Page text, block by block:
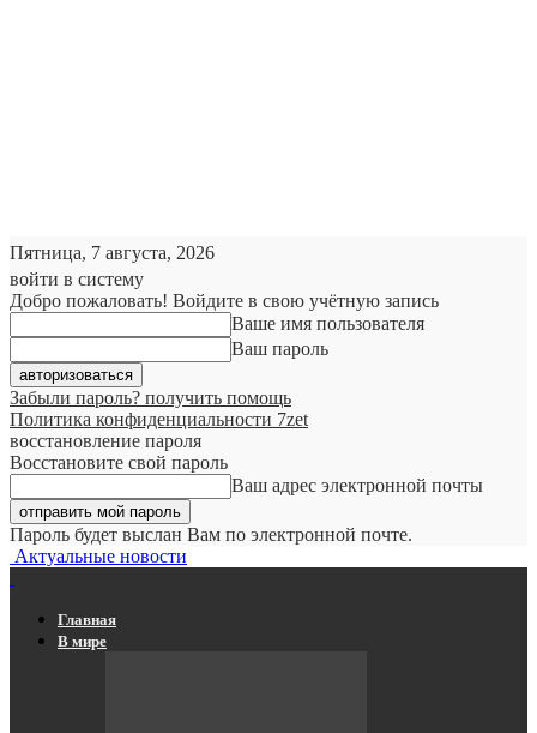
Пятница, 7 августа, 2026
войти в систему
Добро пожаловать! Войдите в свою учётную запись
Ваше имя пользователя
Ваш пароль
Забыли пароль? получить помощь
Политика конфиденциальности 7zet
восстановление пароля
Восстановите свой пароль
Ваш адрес электронной почты
Пароль будет выслан Вам по электронной почте.
Актуальные новости
Главная
В мире